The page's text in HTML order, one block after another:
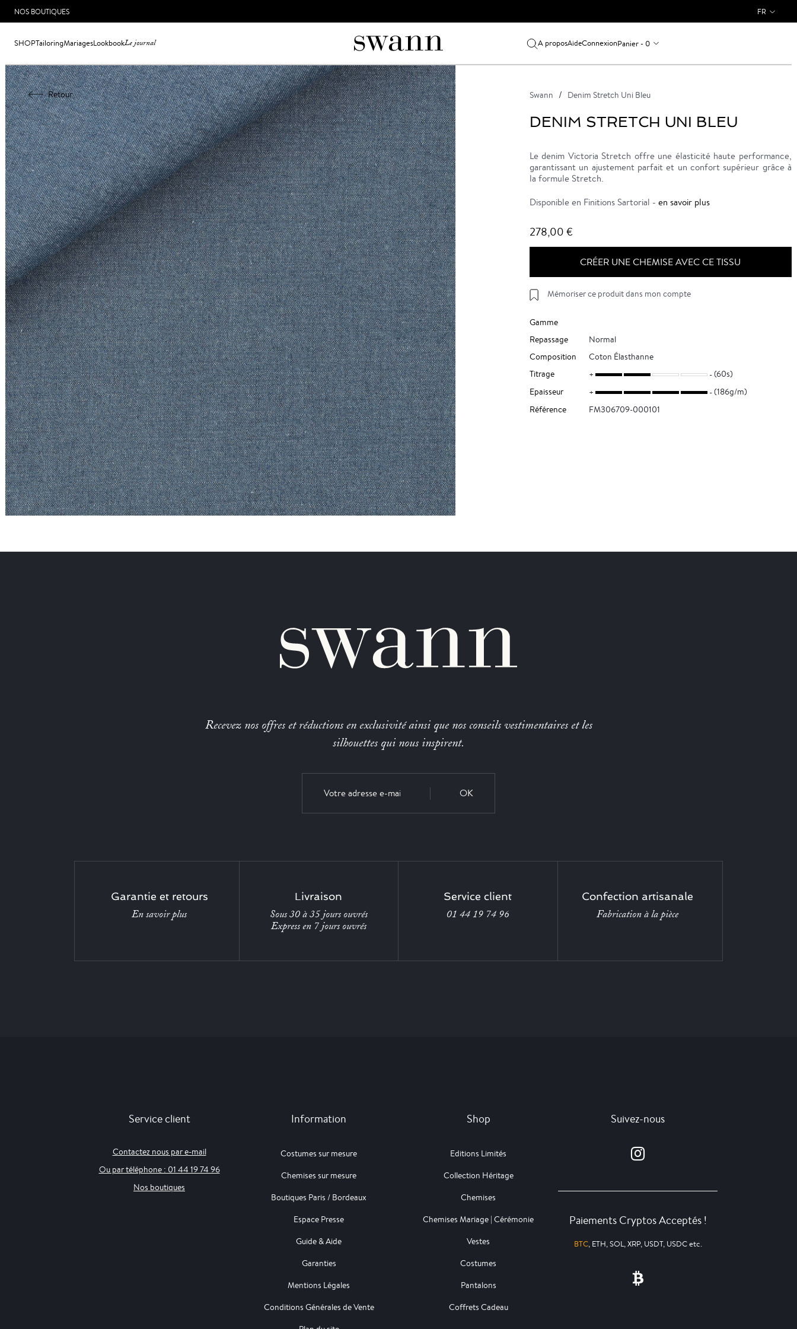
NOS BOUTIQUES FR
SHOPTailoringMariagesLookbookLe journal A proposAideConnexionPanier - 0
Retour Swann Denim Stretch Uni Bleu
DENIM STRETCH UNI BLEU
Le denim Victoria Stretch offre une élasticité haute performance,
garantissant un ajustement parfait et un confort supérieur grâce à
la formule Stretch.
Disponible en Finitions Sartorial - en savoir plus
278,00 €
CRÉER UNE CHEMISE AVEC CE TISSU
Mémoriser ce produit dans mon compte
Gamme
Repassage
Normal
Composition
Coton Élasthanne
Titrage
(60s)
Epaisseur
(186g/m)
Référence
FM306709-000101
Recevez nos offres et réductions en exclusivité ainsi que nos conseils vestimentaires et les
silhouettes qui nous inspirent.
OK
Garantie et retours
En savoir plus
Livraison
Sous 30 à 35 jours ouvrés
Express en 7 jours ouvrés
Service client
01 44 19 74 96
Confection artisanale
Fabrication à la pièce
Service client
Contactez nous par e-mail
Ou par téléphone : 01 44 19 74 96
Nos boutiques
Information
Costumes sur mesure
Chemises sur mesure
Boutiques Paris / Bordeaux
Espace Presse
Guide & Aide
Garanties
Mentions Légales
Conditions Générales de Vente
Shop
Editions Limités
Collection Héritage
Chemises
Chemises Mariage | Cérémonie
Vestes
Costumes
Pantalons
Coffrets Cadeau
Suivez-nous
Paiements Cryptos Acceptés !
BTC, ETH, SOL, XRP, USDT, USDC etc.